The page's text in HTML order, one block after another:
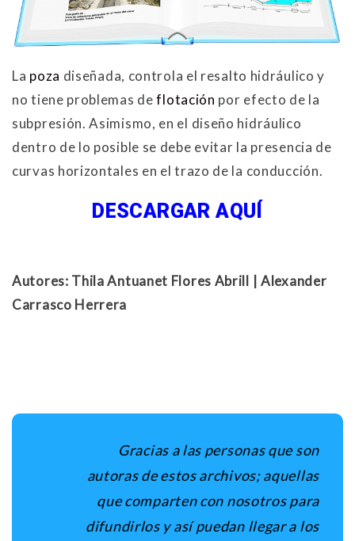
La poza diseñada, controla el resalto hidráulico y
no tiene problemas deflotación por efecto de la
subpresión. Asimismo, en el diseño hidráulico
dentro de lo posible se debe evitar la presencia de
curvas horizontales en el trazo de la conducción.
DESCARGAR AQUÍ
Autores: Thila Antuanet Flores Abrill | Alexander
Carrasco Herrera
Gracias a las personas que son
autoras de estos archivos; aquellas
que comparten con nosotros para
difundirlos y así puedan llegar a los